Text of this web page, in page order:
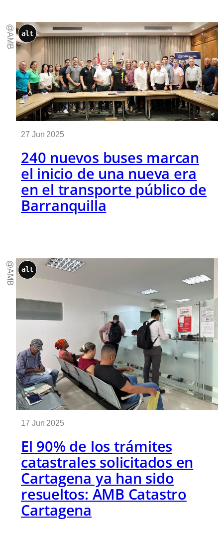
@AMB alt
27 Jun 2025
240 nuevos buses marcan
el inicio de una nueva era
en el transporte público de
Barranquilla
@AMB alt
17 Jun 2025
El 90% de los trámites
catastrales solicitados en
Cartagena ya han sido
resueltos: AMB Catastro
Cartagena